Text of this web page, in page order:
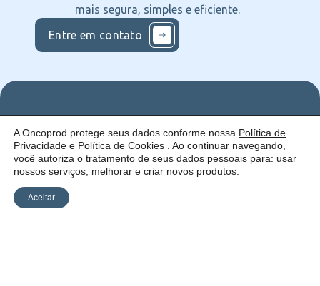
mais segura, simples e eficiente.
Entre em contato
Uma empresa:
Quem
somos
Como
atuamos
ofercemos
Serviços
Catálogo
Siga
nas
Redes
A Oncoprod protege seus dados conforme nossa Política de
Privacidade e Política de Cookies . Ao continuar navegando,
você autoriza o tratamento de seus dados pessoais para: usar
nossos serviços, melhorar e criar novos produtos.
Aceitar